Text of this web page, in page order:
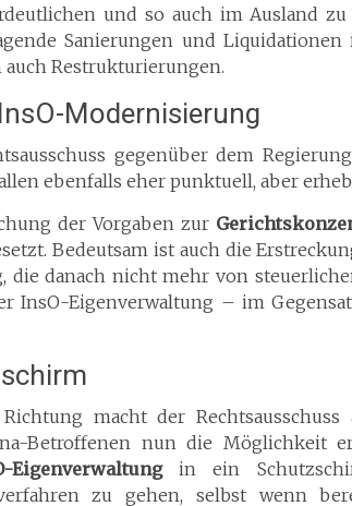
und so auch im Ausland
Sanierungen und
Restrukturierungen.
Modernisierung
gegenüber dem
ebenfalls eher punktuell, aber
der Vorgaben zur
Bedeutsam ist auch die
die danach nicht mehr von
InsO-Eigenverwaltung – im
macht der Rechtsausschuss
Betroffenen nun die Möglichkeit
in ein
zu gehen, selbst wenn